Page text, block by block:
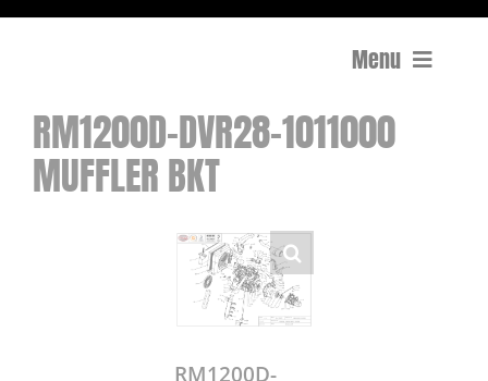
Menu
Compactage
Équipements de chantier
Surfaçage et rectification des sols
RM1200D-DVR28-1011000
MUFFLER BKT
RM1200D-